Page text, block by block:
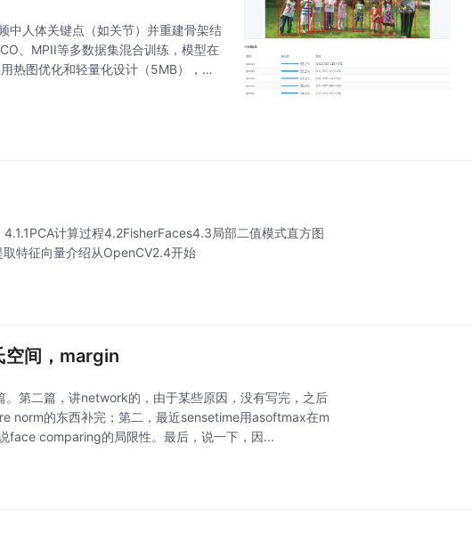
中人体关键点（如关节）并重建骨架结
、MPII等多数据集混合训练，模型在
热图优化和轻量化设计（5MB），适
计算过程4.2FisherFaces4.3局部二值模式直方图
特征向量介绍从OpenCV2.4开始
空间，margin
第二篇，讲network的，由于某些原因，没有写完，之后
norm的东西补完；第二，最近sensetime用asoftmax在m
face comparing的局限性。最后，说一下，因...